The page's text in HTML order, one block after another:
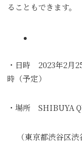
ることもできます。
・日時 2023年2月
時（予定）
・場所 SHIBUYA
（東京都渋谷区渋